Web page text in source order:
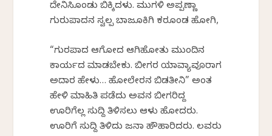
ದೇನಿಸಿಕೊಂಡು ಬಿಕ್ಕಿದಳು. ಮುಗಳಿ ಅಪ್ಪಣ್ಣಾ
ಗುರುಪಾದನ ಸ್ವಲ್ಪ ಬಾಜೂಕಿಗಿ ಕರಕೊಂಡ ಹೋಗಿ,
“ಗುರಪಾದ ಆಗೋದ ಆಗಿಹೋತು ಮುಂದಿನ
ಕಾರ್ಯದ ಮಾಡಬೇಕು. ಬೀಗರ ಯಾವ್ಯಾವೂರಾಗ
ಅದಾರ ಹೇಳು… ಹೋಲೇರನ ಬಿಡತೀನಿ” ಅಂತ
ಹೇಳಿ ಮಾಹಿತಿ ಪಡೆದು ಅವನ ಬೀಗರಿದ್ದ
ಊರಿಗೆಲ್ಲ ಸುದ್ದಿ ತಿಳಿಸಲು ಆಳು ಹೋದರು.
ಊರಿಗೆ ಸುದ್ದಿ ತಿಳಿದು ಜನಾ ಹೌಹಾರಿದರು. ಕೆಲವರು